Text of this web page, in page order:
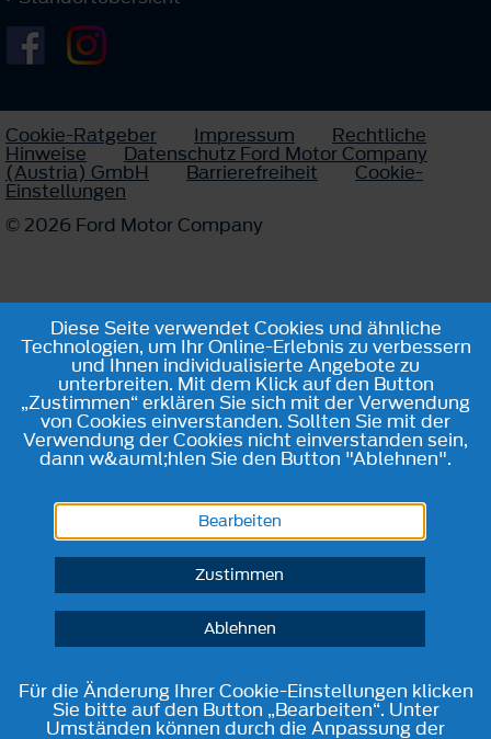
Cookie-Ratgeber Impressum Rechtliche
Hinweise Datenschutz Ford Motor Company
(Austria) GmbH Barrierefreiheit Cookie-
Einstellungen
© 2026 Ford Motor Company
Diese Seite verwendet Cookies und ähnliche
Technologien, um Ihr Online-Erlebnis zu verbessern
und Ihnen individualisierte Angebote zu
unterbreiten. Mit dem Klick auf den Button
„Zustimmen“ erklären Sie sich mit der Verwendung
von Cookies einverstanden. Sollten Sie mit der
Verwendung der Cookies nicht einverstanden sein,
dann w&auml;hlen Sie den Button "Ablehnen".
Bearbeiten
Zustimmen
Ablehnen
Für die Änderung Ihrer Cookie-Einstellungen klicken
Sie bitte auf den Button „Bearbeiten“. Unter
Umständen können durch die Anpassung der